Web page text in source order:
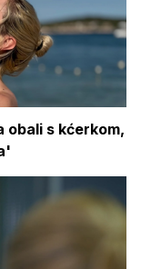
obali s kćerkom,